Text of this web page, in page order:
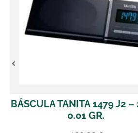
J2 – 200 –
BÁSCULA
NUTRIENT